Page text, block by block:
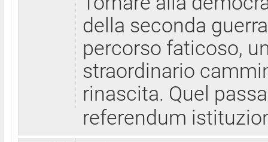
della seconda
percorso faticoso,
straordinario
rinascita. Quel
referendum